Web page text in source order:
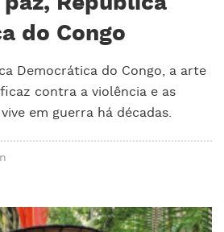
do Congo
Democrática do Congo, a arte
contra a violência e as
em guerra há décadas.